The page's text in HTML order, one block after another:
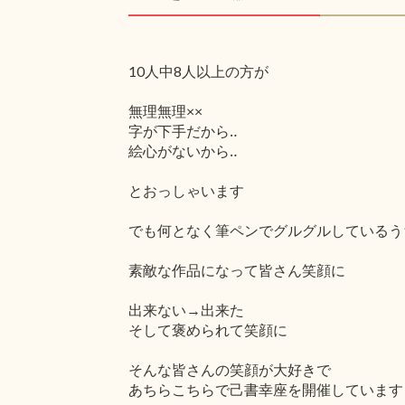
10人中8人以上の方が
無理無理××
字が下手だから‥
絵心がないから‥
とおっしゃいます
でも何となく筆ペンでグルグルしている
素敵な作品になって皆さん笑顔に
出来ない→出来た
そして褒められて笑顔に
そんな皆さんの笑顔が大好きで
あちらこちらで己書幸座を開催しています